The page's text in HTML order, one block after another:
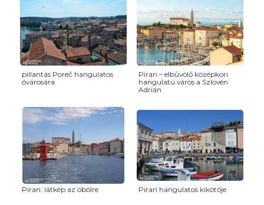
pillantás Poreč hangulatos
óvárosára
Piran – elbűvölő középkori
hangulatú város a Szlovén
Adrián
Piran: látkép az öbölre Piran hangulatos kikötője